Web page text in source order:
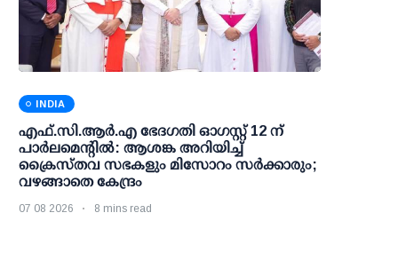
INDIA
എഫ്.സി.ആര്‍.എ ഭേദഗതി ഓഗസ്റ്റ് 12 ന്
പാര്‍ലമെന്റില്‍: ആശങ്ക അറിയിച്ച്
ക്രൈസ്തവ സഭകളും മിസോറം സര്‍ക്കാരും;
വഴങ്ങാതെ കേന്ദ്രം
07 08 2026 8 mins read